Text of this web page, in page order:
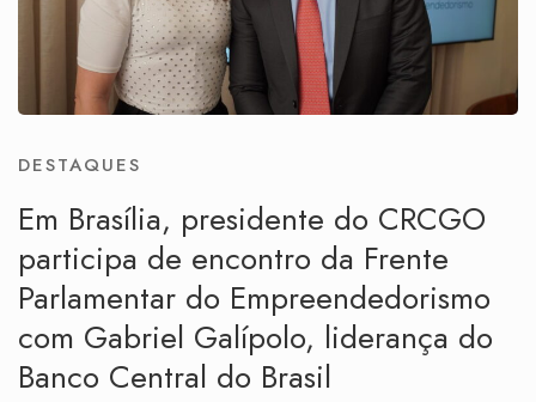
DESTAQUES
Em Brasília, presidente do CRCGO
participa de encontro da Frente
Parlamentar do Empreendedorismo
com Gabriel Galípolo, liderança do
Banco Central do Brasil